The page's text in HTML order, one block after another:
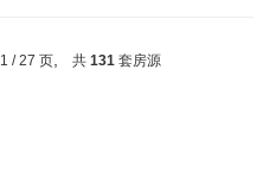
1 / 27 页 共 131 套房源